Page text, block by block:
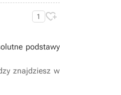
1 
podstawy
znajdziesz w